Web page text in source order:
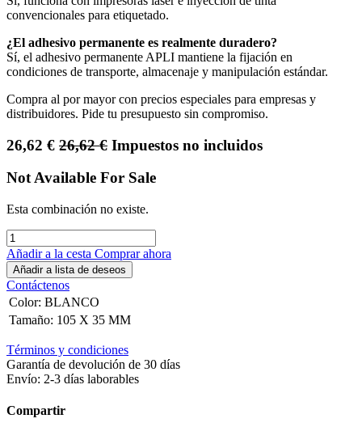
convencionales para etiquetado.
¿El adhesivo permanente es realmente duradero?
Sí, el adhesivo permanente APLI mantiene la fijación en
condiciones de transporte, almacenaje y manipulación estándar.
Compra al por mayor con precios especiales para empresas y
distribuidores. Pide tu presupuesto sin compromiso.
26,62 € 26,62€ Impuestos no incluidos
Not Available For Sale
Esta combinación no existe.
Añadir a la cesta Comprar ahora
Añadir a lista de deseos
Contáctenos
Color: BLANCO
Tamaño: 105 X 35 MM
Términos y condiciones
Garantía de devolución de 30 días
Envío: 2-3 días laborables
Compartir